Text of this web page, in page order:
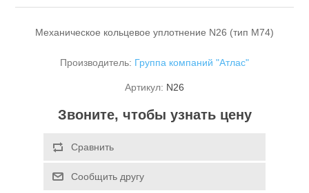
Механическое кольцевое уплотнение N26 (тип M74)
Производитель: Группа компаний "Атлас"
Артикул: N26
Звоните, чтобы узнать цену